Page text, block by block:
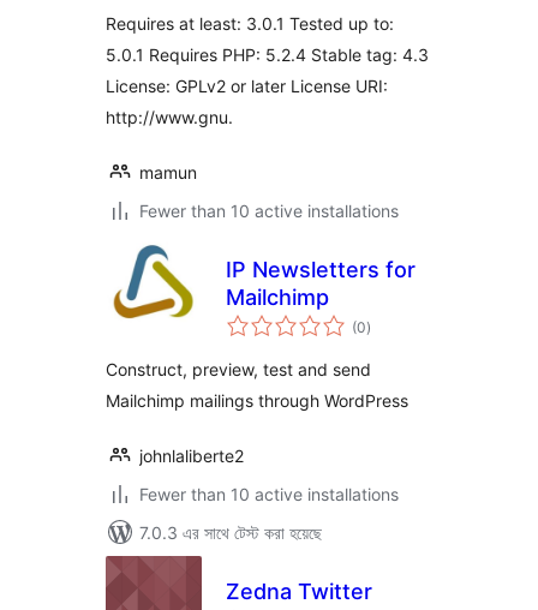
Requires at least: 3.0.1 Tested up to:
5.0.1 Requires PHP: 5.2.4 Stable tag: 4.3
License: GPLv2 or later License URI:
http://www.gnu.
mamun
Fewer than 10 active installations
IP Newsletters for
Mailchimp
(0total
ratings
)
Construct, preview, test and send
Mailchimp mailings through WordPress
johnlaliberte2
Fewer than 10 active installations
7.0.3 এর সাথে টেস্ট করা হয়েছে
Zedna Twitter